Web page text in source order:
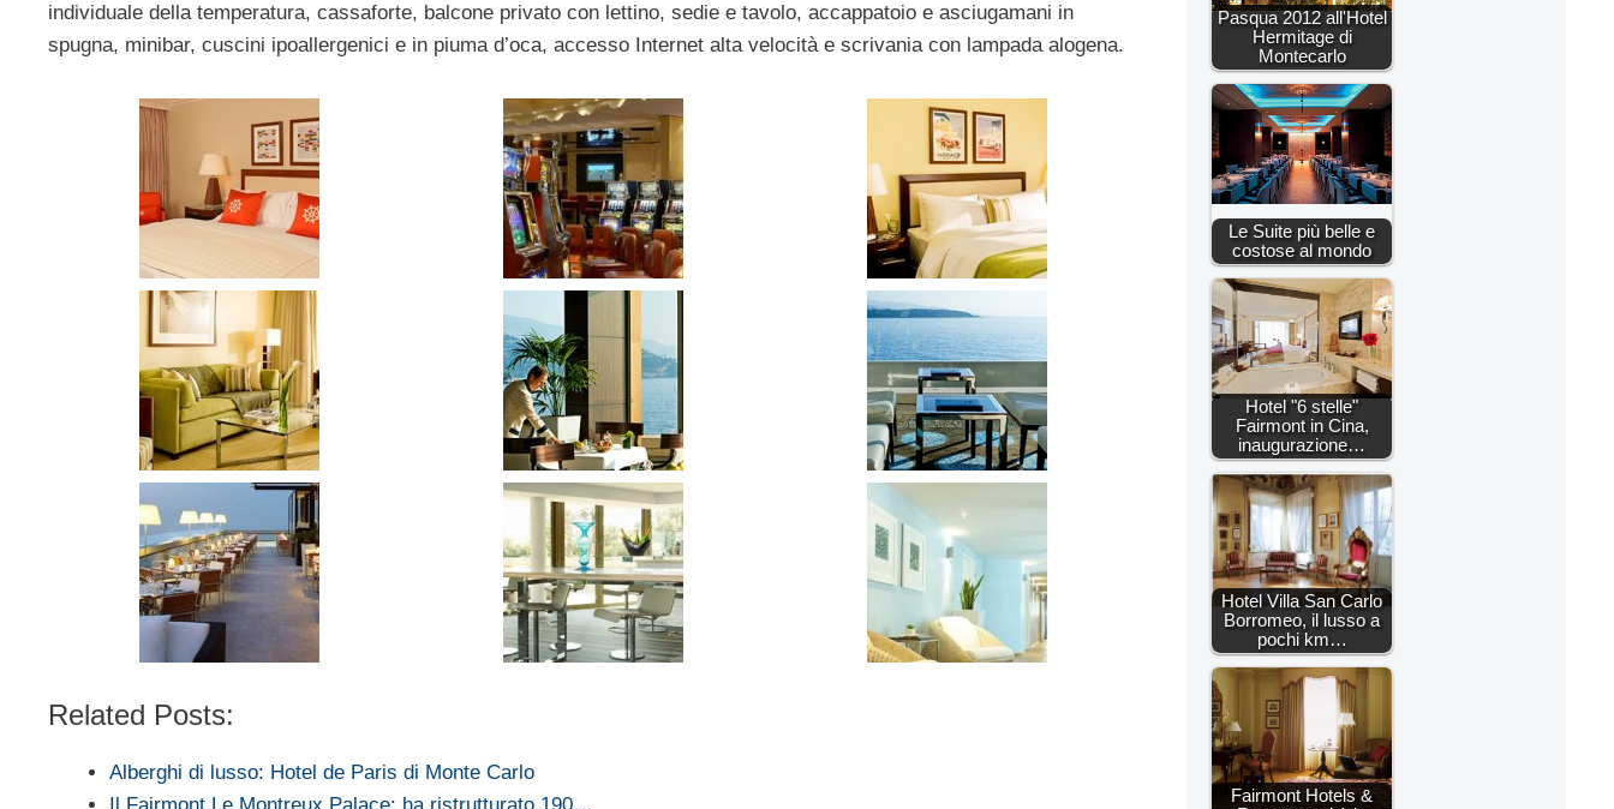
individuale della temperatura, cassaforte, balcone privato con lettino, sedie e tavolo, accappatoio e asciugamani in
spugna, minibar, cuscini ipoallergenici e in piuma d’oca, accesso Internet alta velocità e scrivania con lampada alogena.
Related Posts:
Alberghi di lusso: Hotel de Paris di Monte Carlo
Pasqua 2012 all'Hotel
Hermitage di
Montecarlo
Le Suite più belle e
costose al mondo
Hotel "6 stelle"
Fairmont in Cina,
inaugurazione…
Hotel Villa San Carlo
Borromeo, il lusso a
pochi km…
Fairmont Hotels &